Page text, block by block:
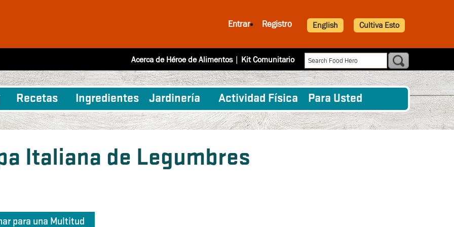
Entrar Registro English Cultiva Esto
Acerca de Héroe de Alimentos| Kit Comunitario
Recetas Ingredientes Jardinería Actividad Física Para Usted
Italiana de Legumbres
para una Multitud